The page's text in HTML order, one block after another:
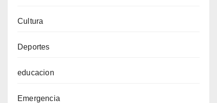
Cultura
Deportes
educacion
Emergencia